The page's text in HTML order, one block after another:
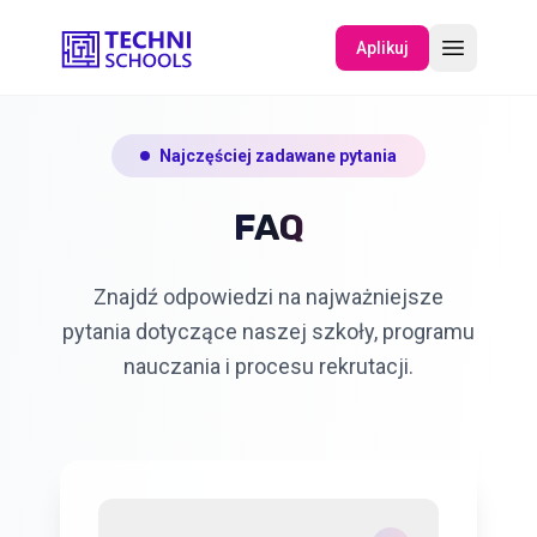
Aplikuj
O NAS
Najczęściej zadawane pytania
FAQ
Znajdź odpowiedzi na najważniejsze
pytania dotyczące naszej szkoły, programu
nauczania i procesu rekrutacji.